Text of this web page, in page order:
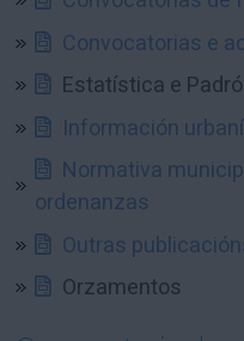
Convocatorias e
Estatística e
Información
Normativa
ordenanzas
Outras
Orzamentos